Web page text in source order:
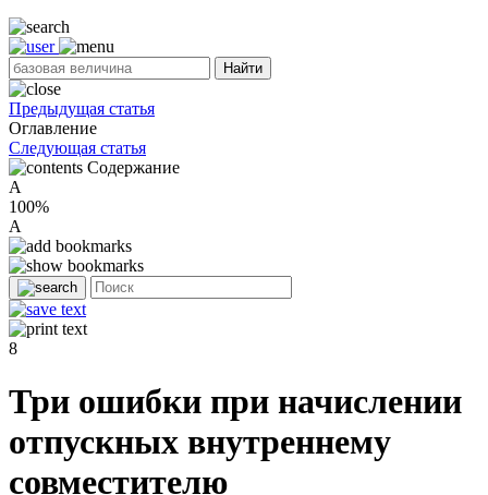
Найти
Предыдущая статья
Оглавление
Следующая статья
Содержание
A
100%
A
8
Три ошибки при начислении
отпускных внутреннему
совместителю